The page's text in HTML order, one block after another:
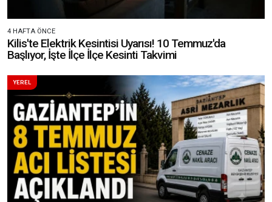
4 HAFTA ÖNCE
Kilis'te Elektrik Kesintisi Uyarısı! 10 Temmuz'da
Başlıyor, İşte İlçe İlçe Kesinti Takvimi
YEREL